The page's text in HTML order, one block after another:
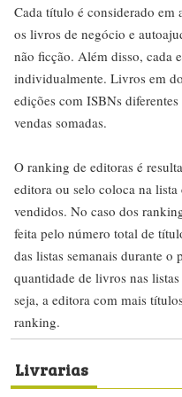
Cada título é considerado em
os livros de negócio e
não ficção. Além disso, cada
individualmente. Livros em
edições com ISBNs
vendas somadas.
O ranking de editoras é
editora ou selo coloca na
vendidos. No caso dos
feita pelo número total de
das listas semanais durante o
quantidade de livros nas
seja, a editora com mais
ranking.
Livrarias